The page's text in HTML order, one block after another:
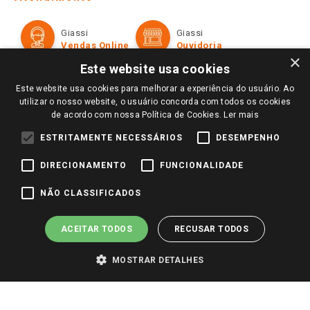
Televendas
Perguntas frequentes
Trabalhe Conosco
Identidade Visual
Formas de Pagamento
Políticas de entrega
Trocas e Devoluções
Giassi
Vendas Online
Giassi
Ouvidoria
Redes Sociais
Pagamento e Segurança
×
Este website usa cookies
Este website usa cookies para melhorar a experiência do usuário. Ao
utilizar o nosso website, o usuário concorda com todos os cookies
de acordo com nossa Política de Cookies. Ler mais
ESTRITAMENTE NECESSÁRIOS DESEMPENHO
DIRECIONAMENTO FUNCIONALIDADE
NÃO CLASSIFICADOS
ACEITAR TODOS RECUSAR TODOS
MOSTRAR DETALHES